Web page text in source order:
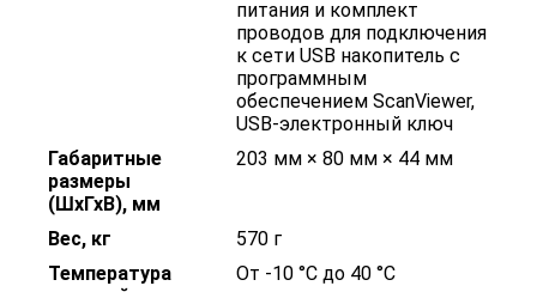
питания и комплект
проводов для подключения
к сети USB накопитель с
программным
обеспечением ScanViewer,
USB-электронный ключ
Габаритные
размеры
(ШхГхВ), мм
203 мм × 80 мм × 44 мм
Вес, кг
570 г
Температура
От -10 °C до 40 °C